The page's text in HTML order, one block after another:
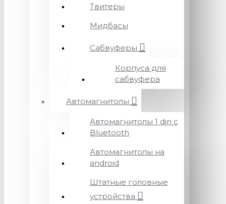
Твитеры
Мидбасы
Сабвуферы
Корпуса для
сабвуфера
Автомагнитолы
Автомагнитолы 1 din с
Bluetooth
Автомагнитолы на
android
Штатные головные
устройства